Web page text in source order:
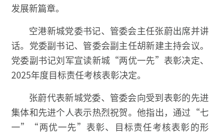
发展新篇章。
空港新城党委书记、管委会主任张蔚出席并讲
话。党委副书记、管委会副主任胡新建主持会议。
党委副书记刘军宣读新城“两优一先”表彰决定、
2025年度目标责任考核表彰决定。
张蔚代表新城党委、管委会向受到表彰的先进
集体和先进个人表示热烈祝贺。他指出，通过“七
一”“两优一先”表彰、目标责任考核表彰的形